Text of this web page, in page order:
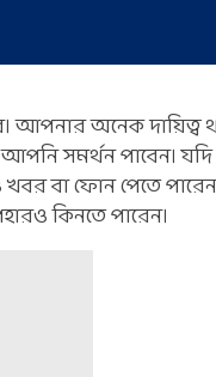
অনেক দায়িত্ব
আপনি সমর্থন পাবেন।
বা ফোন পেতে
কিনতে পারেন।